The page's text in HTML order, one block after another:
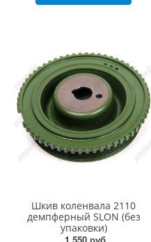
Шкив коленвала 2110
демпферный SLON (без
упаковки)